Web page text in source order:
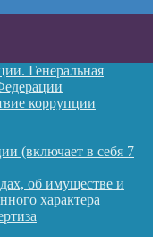
Генеральная
коррупции
(включает в себя 7
об имуществе и
характера